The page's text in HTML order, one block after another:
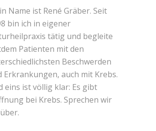
Name ist René Gräber. Seit
bin ich in eigener
tätig und begleite
Patienten mit den
Beschwerden
Erkrankungen, auch mit Krebs.
eins ist völlig klar: Es gibt
bei Krebs. Sprechen wir